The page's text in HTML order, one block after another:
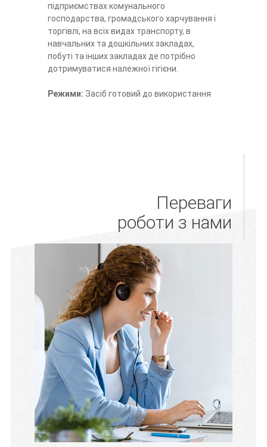
підприємствах комунального
господарства, громадського харчування і
торгівлі, на всіх видах транспорту, в
навчальних та дошкільних закладах,
побуті та інших закладах де потрібно
дотримуватися належної гігієни.
Режими: Засіб готовий до використання
Переваги
роботи з нами